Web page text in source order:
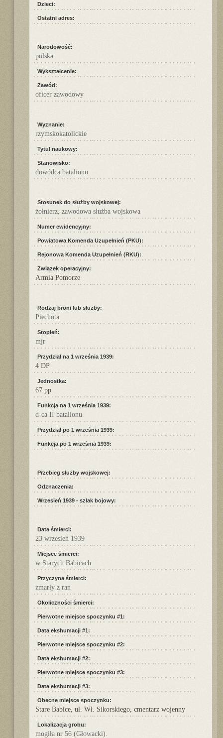
Dzieci:
Ostatni adres:
Narodowość:
polska
Wykształcenie:
Zawód:
oficer zawodowy
Wyznanie:
rzymskokatolickie
Tytuł naukowy:
Stanowisko:
dowódca batalionu
Stosunek do służby wojskowej:
żołnierz, zawodowa służba wojskowa
Numer ewidencyjny:
Powiatowa Komenda Uzupełnień (PKU):
Rejonowa Komenda Uzupełnień (RKU):
Związek operacyjny:
Armia Pomorze
Rodzaj broni lub służby:
Piechota
Stopień:
mjr
Przydział na 1 września 1939:
4 DP
Jednostka:
67 pp
Funkcja na 1 września 1939:
d-ca II batalionu
Przydział po 1 września 1939:
Funkcja po 1 września 1939:
Przebieg służby wojskowej:
Odznaczenia:
Wrzesień 1939 - szlak bojowy:
Data śmierci:
23 wrzesień 1939
Miejsce śmierci:
w Starych Babicach
Przyczyna śmierci:
zmarły z ran
Okoliczności śmierci:
Pierwotne miejsce spoczynku #1:
Data ekshumacji #1:
Pierwotne miejsce spoczynku #2:
Data ekshumacji #2:
Pierwotne miejsce spoczynku #3:
Data ekshumacji #3:
Obecne miejsce spoczynku:
Stare Babice, ul. Wł. Sikorskiego, cmentarz wojenny
Lokalizacja grobu:
mogiła nr 56 (Głowacki).